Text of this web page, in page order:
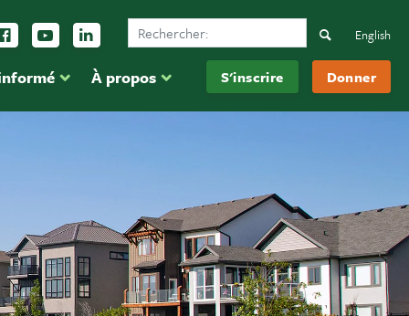
À propos S'inscrire Donner
nous sur Instagram
Suivez-nous sur Facebook
Inscrivez-vous sur YouTube
Suivez-nous sur LinkedIn
Search Ducks Unlimited CanadaSearch
English